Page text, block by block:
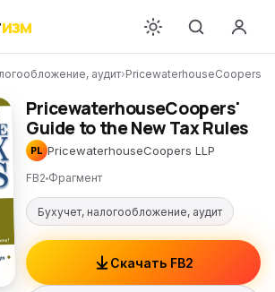
изм
аудит›PricewaterhouseCoopers
PricewaterhouseCoopers'
Guide to the New Tax Rules
PL PricewaterhouseCoopers LLP
FB2 Фрагмент
Бухучет, налогообложение, аудит
Скачать FB2